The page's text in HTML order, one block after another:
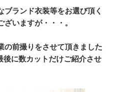
ブランド衣装等をお選び頂く
いますが・・・。
の前撮りをさせて頂きました
に数カットだけご紹介させ